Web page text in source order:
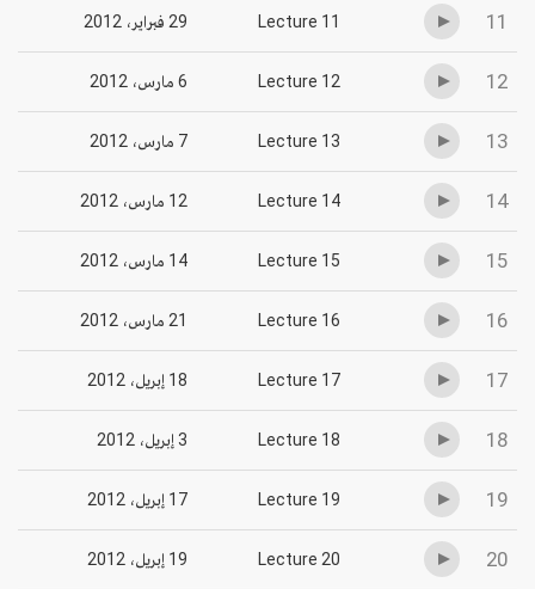
11
Lecture 11 29 فبراير، 2012
12
Lecture 12 6 مارس، 2012
13
Lecture 13 7 مارس، 2012
14
Lecture 14 12 مارس، 2012
15
Lecture 15 14 مارس، 2012
16
Lecture 16 21 مارس، 2012
17
Lecture 17 18 إبريل، 2012
18
Lecture 18 3 إبريل، 2012
19
Lecture 19 17 إبريل، 2012
20
Lecture 20 19 إبريل، 2012